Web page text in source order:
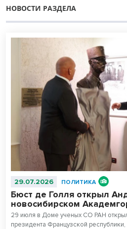
НОВОСТИ РАЗДЕЛА
29.07.2026 ПОЛИТИКА
Бюст де Голля открыл
новосибирском
29 июля в Доме ученых СО РАН
президента Французской